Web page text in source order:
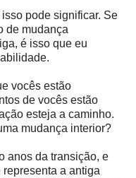
pode significar. Se
de mudança
é isso que eu
vocês estão
de vocês estão
esteja a caminho.
mudança interior?
anos da transição, e
a antiga